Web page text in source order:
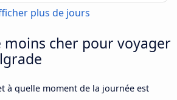
plus de jours
moins cher pour voyager
à quelle moment de la journée est